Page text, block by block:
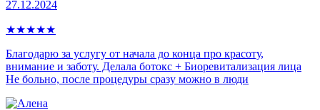
27.12.2024
★★★★★
Благодарю за услугу от начала до конца про красоту,
внимание и заботу. Делала ботокс + Биоревитализация лица
Не больно, после процедуры сразу можно в люди